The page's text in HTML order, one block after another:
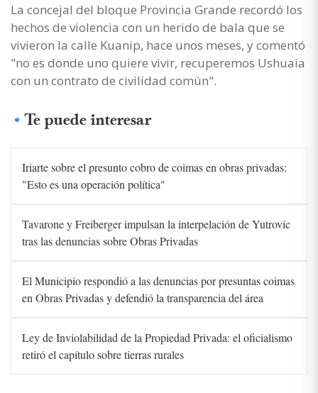
La concejal del bloque Provincia Grande recordó los
hechos de violencia con un herido de bala que se
vivieron la calle Kuanip, hace unos meses, y comentó
"no es donde uno quiere vivir, recuperemos Ushuaia
con un contrato de civilidad común".
Te puede interesar
Iriarte sobre el presunto cobro de coimas en obras privadas:
"Esto es una operación política"
Tavarone y Freiberger impulsan la interpelación de Yutrovic
tras las denuncias sobre Obras Privadas
El Municipio respondió a las denuncias por presuntas coimas
en Obras Privadas y defendió la transparencia del área
Ley de Inviolabilidad de la Propiedad Privada: el oficialismo
retiró el capítulo sobre tierras rurales